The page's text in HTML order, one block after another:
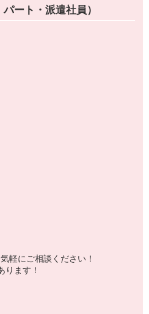
になりました！
医療業界デビューできちゃいます
備！いつでも快適にお仕事できま
つお仕事をお願いしていきます。
、
事に興味がある」
…」
ください♪
ート・派遣社員）
軽にご相談ください！
ます！